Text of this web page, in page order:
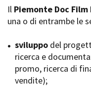
Attrici-Attori
Beginners
LOCATION GUIDE
FILM DATABASE
Il Piemonte Doc Film
una o di entrambe le
sviluppo del
ricerca e
promo, ricerca di
vendite);